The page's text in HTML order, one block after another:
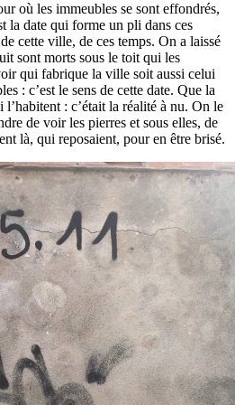
où les immeubles se sont effondrés,
la date qui forme un pli dans ces
cette ville, de ces temps. On a laissé
sont morts sous le toit qui les
qui fabrique la ville soit aussi celui
: c’est le sens de cette date. Que la
: c’était la réalité à nu. On le
de voir les pierres et sous elles, de
là, qui reposaient, pour en être brisé.